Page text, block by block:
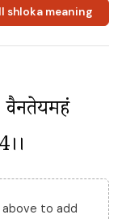
shloka meaning
वैनतेयमहं
above to add